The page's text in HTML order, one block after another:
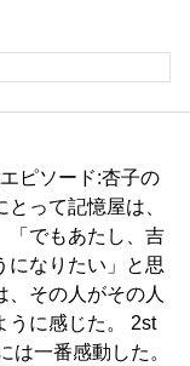
ピソード:杏子の
って記憶屋は、
「でもあたし、吉
になりたい」と思
、その人がその人
うに感じた。 2st
は一番感動した。